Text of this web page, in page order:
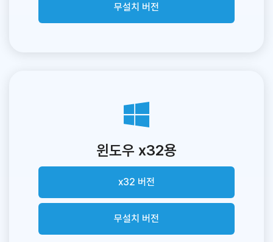
무설치 버전
윈도우 x32용
x32 버전
무설치 버전